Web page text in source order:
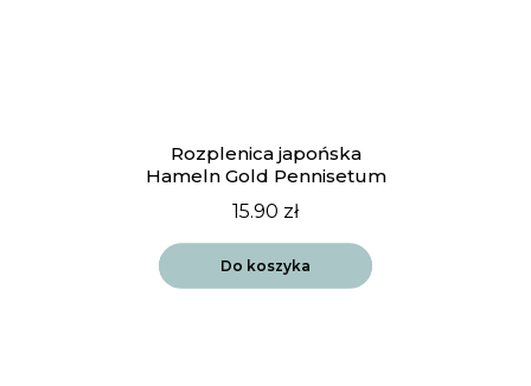
Rozplenica japońska
Hameln Gold Pennisetum
15.90 zł
Do koszyka